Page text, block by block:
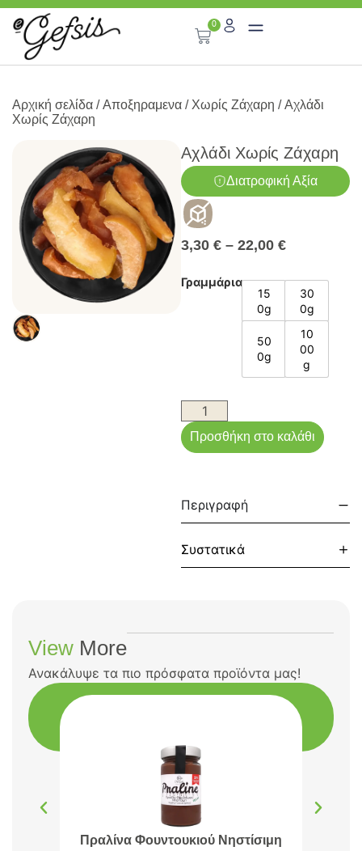
0
Αρχική σελίδα /Αποξηραμενα / Χωρίς Ζάχαρη / Αχλάδι
Χωρίς Ζάχαρη
Αχλάδι Χωρίς Ζάχαρη
Διατροφική Αξία
3,30 € – 22,00 €
Γραμμάρια
15
0g
30
0g
50
0g
10
00
g
Προσθήκη στο καλάθι
Περιγραφή
Συστατικά
View More
Ανακάλυψε τα πιο πρόσφατα προϊόντα μας!
Πραλίνα Φουντουκιού Νηστίσιμη